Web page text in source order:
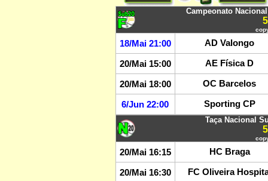
Campeonato
18/Mai 21:00 AD Valongo
20/Mai 15:00 AE Física D
20/Mai 18:00 OC Barcelos
6/Jun 22:00 Sporting CP
Taça Nacional
20/Mai 16:15 HC Braga
20/Mai 16:30 FC Oliveira